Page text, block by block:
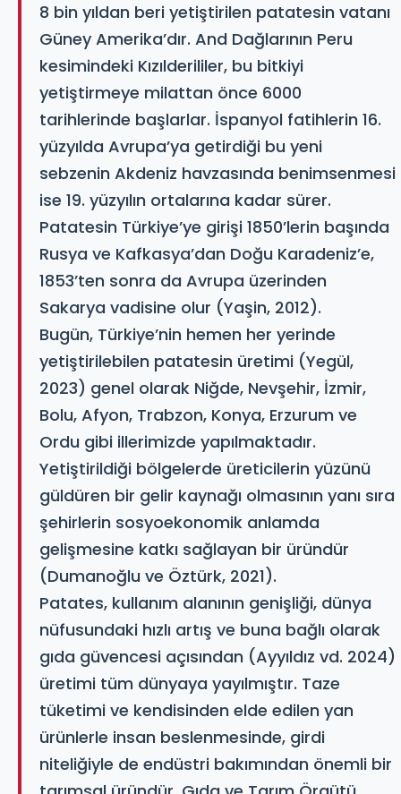
8 bin yıldan beri yetiştirilen patatesin vatanı
Güney Amerika’dır. And Dağlarının Peru
kesimindeki Kızılderililer, bu bitkiyi
yetiştirmeye milattan önce 6000
tarihlerinde başlarlar. İspanyol fatihlerin 16.
yüzyılda Avrupa’ya getirdiği bu yeni
sebzenin Akdeniz havzasında benimsenmesi
ise 19. yüzyılın ortalarına kadar sürer.
Patatesin Türkiye’ye girişi 1850’lerin başında
Rusya ve Kafkasya’dan Doğu Karadeniz’e,
1853’ten sonra da Avrupa üzerinden
Sakarya vadisine olur (Yaşin, 2012).
Bugün, Türkiye’nin hemen her yerinde
yetiştirilebilen patatesin üretimi (Yegül,
2023) genel olarak Niğde, Nevşehir, İzmir,
Bolu, Afyon, Trabzon, Konya, Erzurum ve
Ordu gibi illerimizde yapılmaktadır.
Yetiştirildiği bölgelerde üreticilerin yüzünü
güldüren bir gelir kaynağı olmasının yanı sıra
şehirlerin sosyoekonomik anlamda
gelişmesine katkı sağlayan bir üründür
(Dumanoğlu ve Öztürk, 2021).
Patates, kullanım alanının genişliği, dünya
nüfusundaki hızlı artış ve buna bağlı olarak
gıda güvencesi açısından (Ayyıldız vd. 2024)
üretimi tüm dünyaya yayılmıştır. Taze
tüketimi ve kendisinden elde edilen yan
ürünlerle insan beslenmesinde, girdi
niteliğiyle de endüstri bakımından önemli bir